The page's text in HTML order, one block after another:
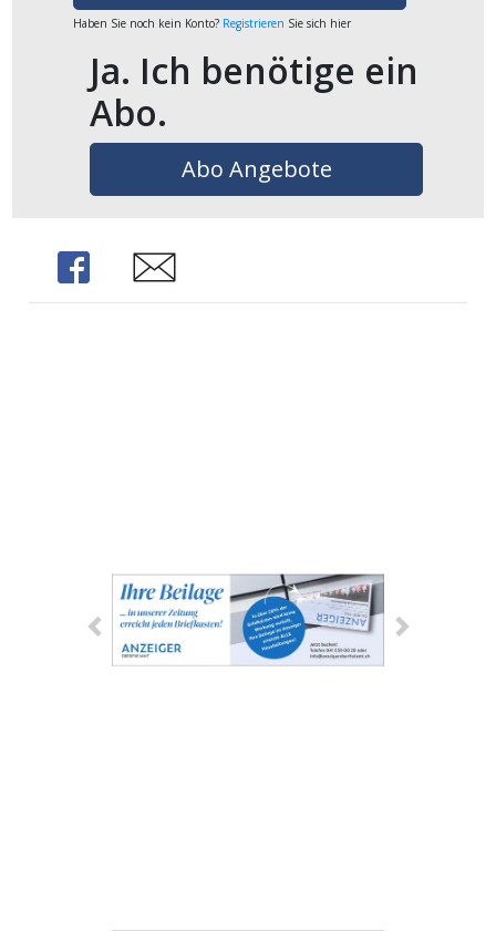
Haben Sie noch kein Konto? Registrieren Sie sich hier
Ja. Ich benötige ein
Abo.
Abo Angebote
Share Share